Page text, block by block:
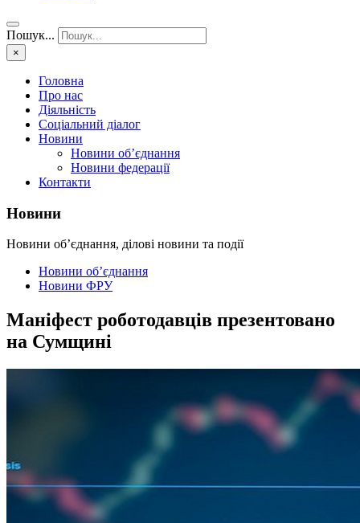
Пошук...
×
Головна
Про нас
Діяльність
Соціальний діалог
Новини
Новини об’єднання
Новини федерації
Контакти
Новини
Новини об’єднання, ділові новини та події
Новини об’єднання
Новини ФРУ
Маніфест роботодавців презентовано
на Сумщині